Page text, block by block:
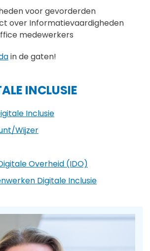
voor gevorderden
over Informatievaardigheden
medewerkers
in de gaten!
INCLUSIE
Inclusie
Wijzer
Overheid (IDO)
Digitale Inclusie